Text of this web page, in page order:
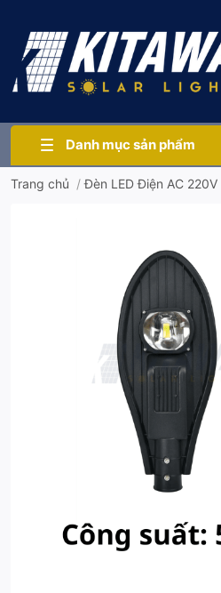
Danh mục sản phẩm
Trang chủ /Đèn LED Điện AC 220V